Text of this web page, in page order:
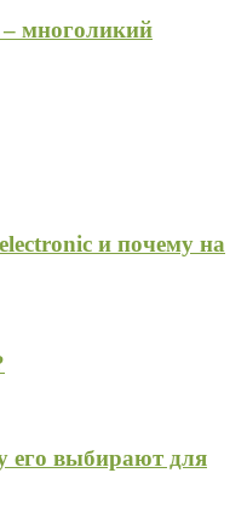
многоликий
и почему на
его выбирают для